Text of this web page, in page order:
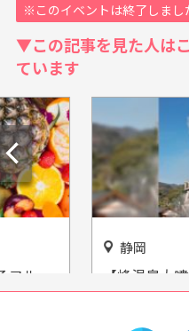
※このイベントは終了しまし
▼この記事を見た人は
ています
度
吹き出
三重
納豆を満喫
みせ納豆工